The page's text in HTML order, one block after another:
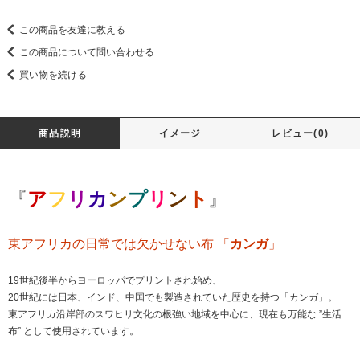
この商品を友達に教える
この商品について問い合わせる
買い物を続ける
商品説明 イメージ レビュー(0)
『アフ リ カンプリ ン ト 』
東アフリカの日常では欠かせない布 「 カンガ」
19世紀後半からヨーロッパでプリントされ始め、
20世紀には日本、インド、中国でも製造されていた歴史を持つ「カンガ」。
東アフリカ沿岸部のスワヒリ文化の根強い地域を中心に、現在も万能な ”生活
布” として使用されています。